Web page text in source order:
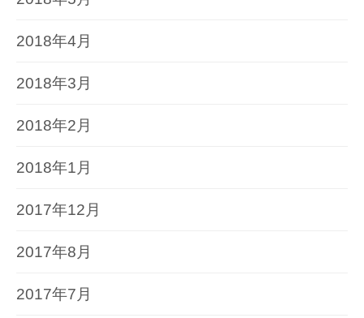
2018年4月
2018年3月
2018年2月
2018年1月
2017年12月
2017年8月
2017年7月